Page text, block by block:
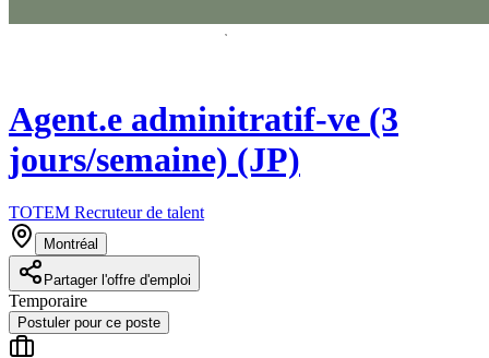
Agent.e adminitratif-ve (3
jours/semaine) (JP)
TOTEM Recruteur de talent
Montréal
Partager l'offre d'emploi
Temporaire
Postuler pour ce poste